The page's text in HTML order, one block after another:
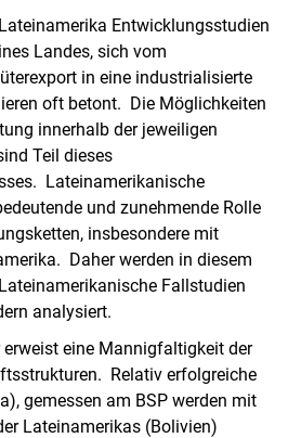
Entwicklungsstudien
Landes, sich vom
in eine industrialisierte
oft betont. Die Möglichkeiten
innerhalb der jeweiligen
Teil dieses
Lateinamerikanische
und zunehmende Rolle
insbesondere mit
Daher werden in diesem
Fallstudien
analysiert.
erweist eine Mannigfaltigkeit der
Relativ erfolgreiche
gemessen am BSP werden mit
Lateinamerikas (Bolivien)